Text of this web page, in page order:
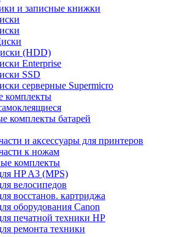
и записные книжки
(HDD)
Enterprise
SSD
серверные Supermicro
комплекты
комплекты батарей
и аксессуары для принтеров
к ножам
комплекты
HP A3 (MPS)
велосипедов
восстанов. картриджа
оборудования Canon
печатной техники HP
ремонта техники